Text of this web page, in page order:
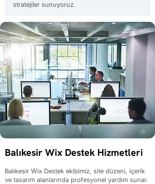
stratejiler sunuyoruz.
Balıkesir Wix Destek Hizmetleri
Balıkesir Wix Destek ekibimiz, site düzeni, içerik
ve tasarım alanlarında profesyonel yardım sunar.